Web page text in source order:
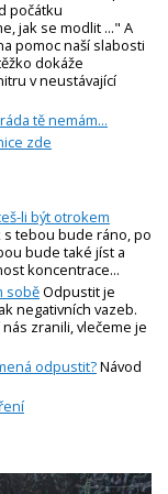
počátku
jak se modlit ..." A
pomoc naší slabosti
dokáže
v neustávající
tě nemám...
zde
li být otrokem
s tebou bude ráno, po
bude také jíst a
koncentrace...
soběOdpustit je
negativních vazeb.
zranili, vlečeme je
odpustit?Návod